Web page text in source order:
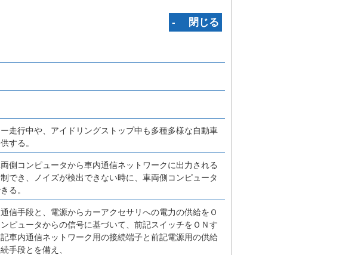
‐ 閉じる
走行中や、アイドリングストップ中も多種多様な自動車
する。
側コンピュータから車内通信ネットワークに出力される
でき、ノイズが検出できない時に、車両側コンピュータ
る。
信手段と、電源からカーアクセサリへの電力の供給をＯ
ピュータからの信号に基づいて、前記スイッチをＯＮす
車内通信ネットワーク用の接続端子と前記電源用の供給
手段とを備え、